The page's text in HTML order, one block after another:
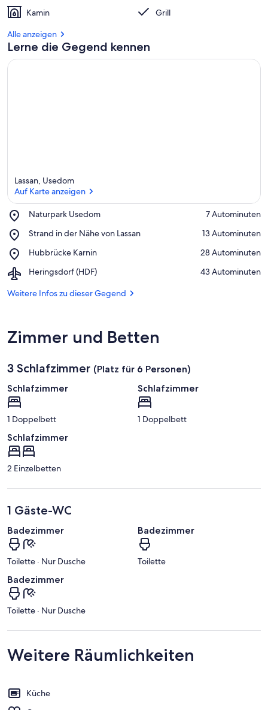
Kamin
Grill
Alle anzeigen
Lerne die Gegend kennen
Lassan, Usedom
Auf Karte anzeigen
Naturpark Usedom
Place,
Usedom
‪7 Autominuten‬
Strand in der Nähe von Lassan
Place,
in
Nähe
Lassan
‪13 Autominuten‬
Hubbrücke Karnin
Place,
Karnin
‪28 Autominuten‬
Heringsdorf (HDF)
Airport,
(HDF)
‪43 Autominuten‬
Weitere Infos zu dieser Gegend
Zimmer und Betten
3 Schlafzimmer (Platz für 6 Personen)
Schlafzimmer
1 Doppelbett
Schlafzimmer
1 Doppelbett
Schlafzimmer
2 Einzelbetten
1 Gäste-WC
Badezimmer
Toilette · Nur Dusche
Badezimmer
Toilette
Badezimmer
Toilette · Nur Dusche
Weitere Räumlichkeiten
Küche